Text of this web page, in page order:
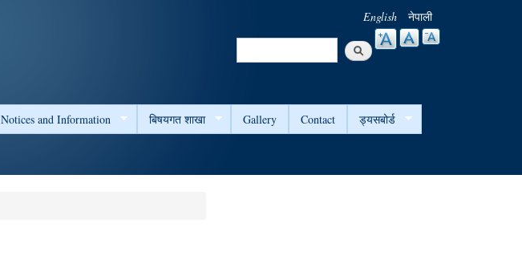
English नेपाली
Search
Notices and Information बिषयगत शाखा Gallery Contact
ड्यसबोर्ड